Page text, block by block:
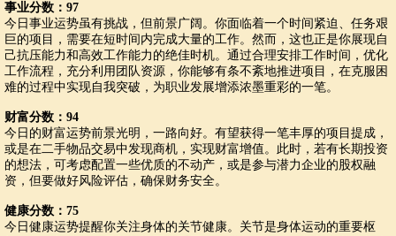
事业分数：97
今日事业运势虽有挑战，但前景广阔。你面临着一个时间紧迫、任务艰
巨的项目，需要在短时间内完成大量的工作。然而，这也正是你展现自
己抗压能力和高效工作能力的绝佳时机。通过合理安排工作时间，优化
工作流程，充分利用团队资源，你能够有条不紊地推进项目，在克服困
难的过程中实现自我突破，为职业发展增添浓墨重彩的一笔。
财富分数：94
今日的财富运势前景光明，一路向好。有望获得一笔丰厚的项目提成，
或是在二手物品交易中发现商机，实现财富增值。此时，若有长期投资
的想法，可考虑配置一些优质的不动产，或是参与潜力企业的股权融
资，但要做好风险评估，确保财务安全。
健康分数：75
今日健康运势提醒你关注身体的关节健康。关节是身体运动的重要枢